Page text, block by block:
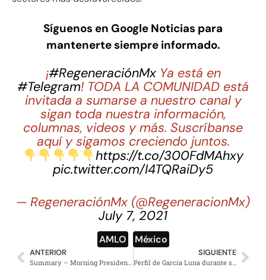
Síguenos en Google Noticias para
mantenerte siempre informado.
¡#RegeneraciónMxYa está en
#Telegram! TODA LA COMUNIDAD está
invitada a sumarse a nuestro canal y
sigan toda nuestra información,
columnas, videos y más. Suscríbanse
aquí y sigamos creciendo juntos.
https://t.co/300FdMAhxy
pic.twitter.com/I4TQRaiDy5
— RegeneraciónMx (@RegeneracionMx)
July 7, 2021
AMLO México
ANTERIOR
Summary – Morning Presidential Press Conference – Tuesday, September 19, 2023
SIGUIENTE
Perfil de García Luna durante su paso en el gobierno, se transparentará: AMLO